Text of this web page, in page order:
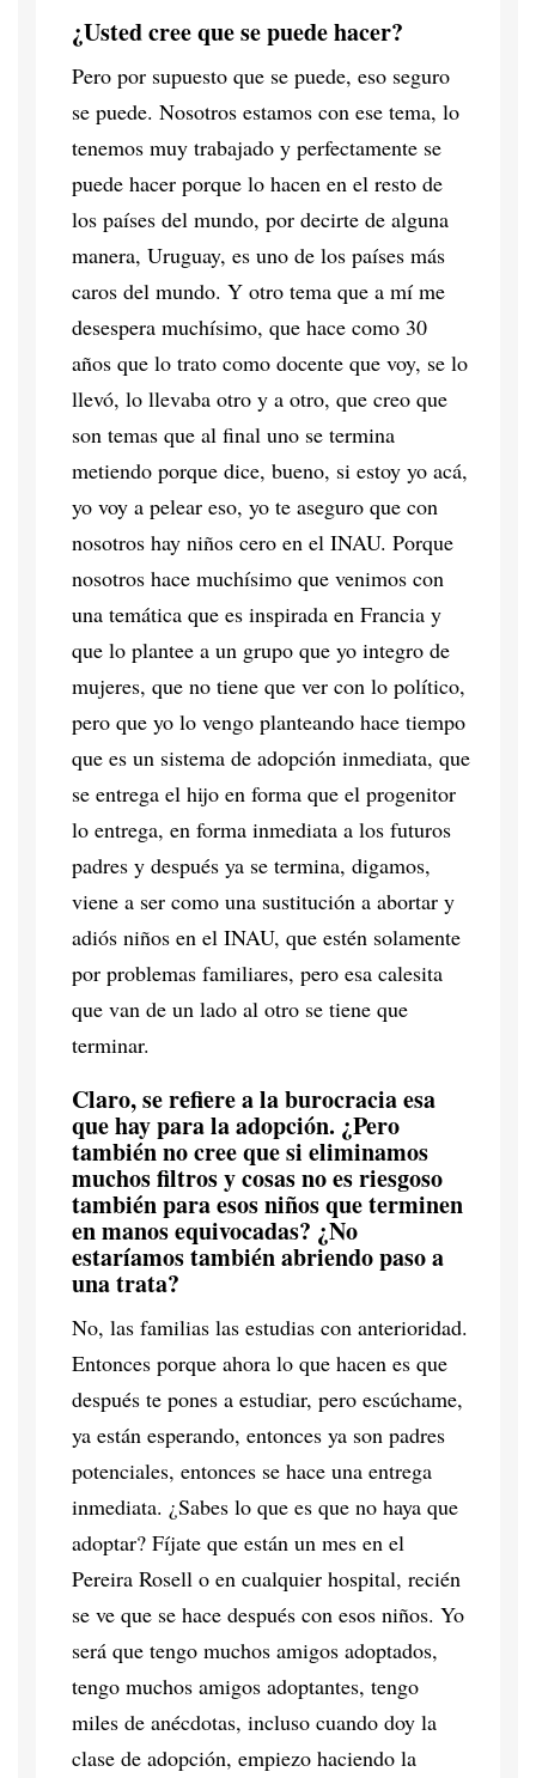
¿Usted cree que se puede hacer?
Pero por supuesto que se puede, eso seguro
se puede. Nosotros estamos con ese tema, lo
tenemos muy trabajado y perfectamente se
puede hacer porque lo hacen en el resto de
los países del mundo, por decirte de alguna
manera, Uruguay, es uno de los países más
caros del mundo. Y otro tema que a mí me
desespera muchísimo, que hace como 30
años que lo trato como docente que voy, se lo
llevó, lo llevaba otro y a otro, que creo que
son temas que al final uno se termina
metiendo porque dice, bueno, si estoy yo acá,
yo voy a pelear eso, yo te aseguro que con
nosotros hay niños cero en el INAU. Porque
nosotros hace muchísimo que venimos con
una temática que es inspirada en Francia y
que lo plantee a un grupo que yo integro de
mujeres, que no tiene que ver con lo político,
pero que yo lo vengo planteando hace tiempo
que es un sistema de adopción inmediata, que
se entrega el hijo en forma que el progenitor
lo entrega, en forma inmediata a los futuros
padres y después ya se termina, digamos,
viene a ser como una sustitución a abortar y
adiós niños en el INAU, que estén solamente
por problemas familiares, pero esa calesita
que van de un lado al otro se tiene que
terminar.
Claro, se refiere a la burocracia esa
que hay para la adopción. ¿Pero
también no cree que si eliminamos
muchos filtros y cosas no es riesgoso
también para esos niños que terminen
en manos equivocadas? ¿No
estaríamos también abriendo paso a
una trata?
No, las familias las estudias con anterioridad.
Entonces porque ahora lo que hacen es que
después te pones a estudiar, pero escúchame,
ya están esperando, entonces ya son padres
potenciales, entonces se hace una entrega
inmediata. ¿Sabes lo que es que no haya que
adoptar? Fíjate que están un mes en el
Pereira Rosell o en cualquier hospital, recién
se ve que se hace después con esos niños. Yo
será que tengo muchos amigos adoptados,
tengo muchos amigos adoptantes, tengo
miles de anécdotas, incluso cuando doy la
clase de adopción, empiezo haciendo la